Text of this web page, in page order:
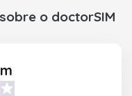
o doctorSIM